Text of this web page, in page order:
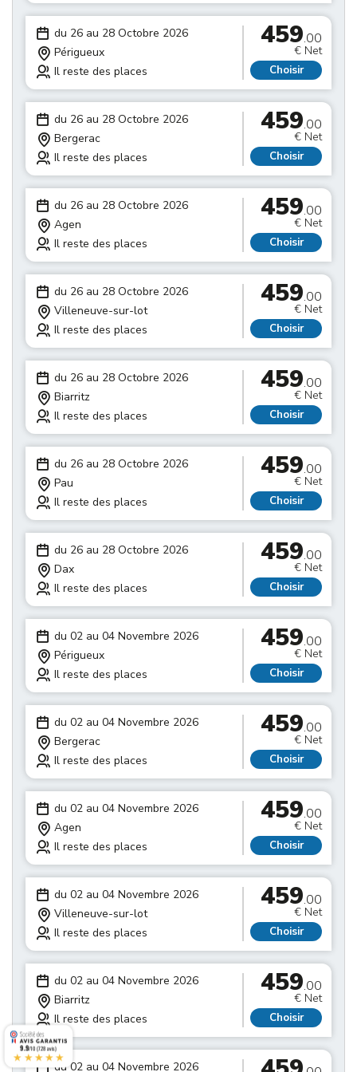
du 26 au 28 Octobre 2026
Périgueux
Il reste des places
459.00
€ Net
Choisir
du 26 au 28 Octobre 2026
Bergerac
Il reste des places
459.00
€ Net
Choisir
du 26 au 28 Octobre 2026
Agen
Il reste des places
459.00
€ Net
Choisir
du 26 au 28 Octobre 2026
Villeneuve-sur-lot
Il reste des places
459.00
€ Net
Choisir
du 26 au 28 Octobre 2026
Biarritz
Il reste des places
459.00
€ Net
Choisir
du 26 au 28 Octobre 2026
Pau
Il reste des places
459.00
€ Net
Choisir
du 26 au 28 Octobre 2026
Dax
Il reste des places
459.00
€ Net
Choisir
du 02 au 04 Novembre 2026
Périgueux
Il reste des places
459.00
€ Net
Choisir
du 02 au 04 Novembre 2026
Bergerac
Il reste des places
459.00
€ Net
Choisir
du 02 au 04 Novembre 2026
Agen
Il reste des places
459.00
€ Net
Choisir
du 02 au 04 Novembre 2026
Villeneuve-sur-lot
Il reste des places
459.00
€ Net
Choisir
du 02 au 04 Novembre 2026
Biarritz
Il reste des places
459.00
€ Net
Choisir
du 02 au 04 Novembre 2026
9.9/10 (728 avis)
★★★★★